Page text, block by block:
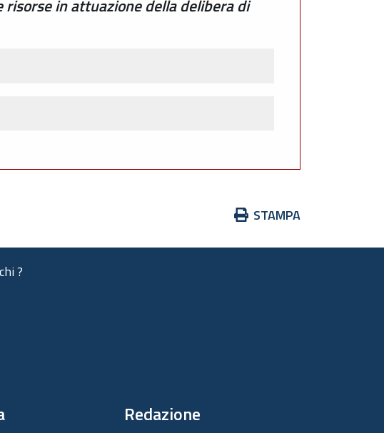
in attuazione della delibera di
Azioni
documento
STAMPA
?
Redazione